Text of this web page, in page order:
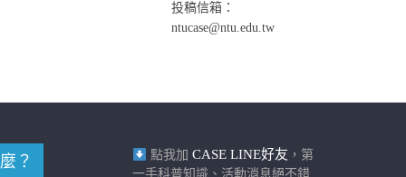
投稿信箱：
ntucase@ntu.edu.tw
？ 點我加 CASE LINE好友 ，第
一手科普知識、活動消息絕不錯